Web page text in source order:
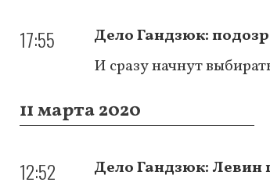
17:55
Дело Гандзюк:
И сразу начнут
11 марта 2020
12:52
Дело Гандзюк: Левин